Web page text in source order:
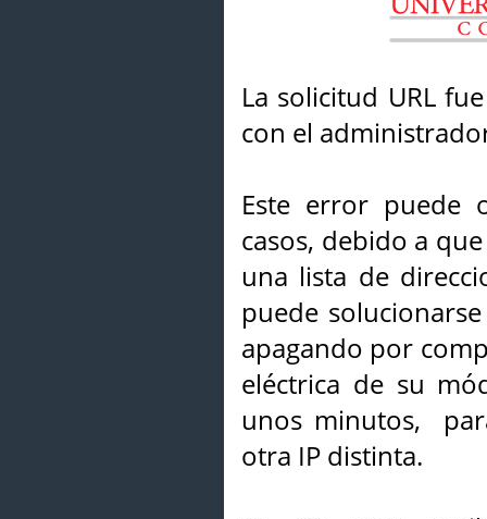
La solicitud URL
con el
Este error puede
casos, debido a
una lista de
puede
apagando por
eléctrica de su
unos minutos,
otra IP distinta.